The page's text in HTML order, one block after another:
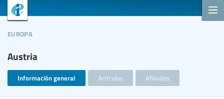
Austria
europa
Información general Artículos Afiliadas